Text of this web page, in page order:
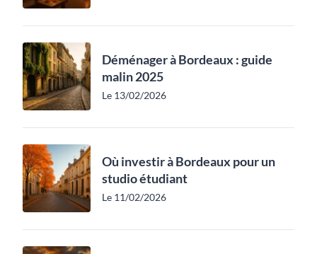
Déménager à Bordeaux : guide
malin 2025
Le 13/02/2026
Où investir à Bordeaux pour un
studio étudiant
Le 11/02/2026